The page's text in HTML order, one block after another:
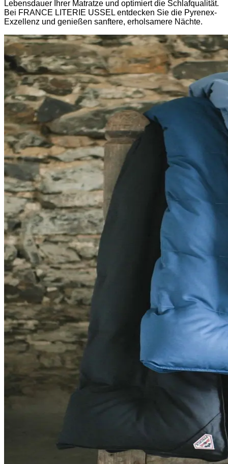
Lebensdauer Ihrer Matratze und optimiert die Schlafqualität.
Bei FRANCE LITERIE USSEL entdecken Sie die Pyrenex-
Exzellenz und genießen sanftere, erholsamere Nächte.